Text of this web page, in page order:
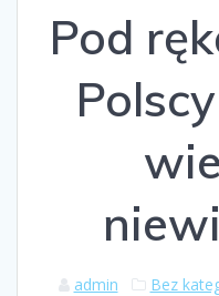
Pod
admin Bez